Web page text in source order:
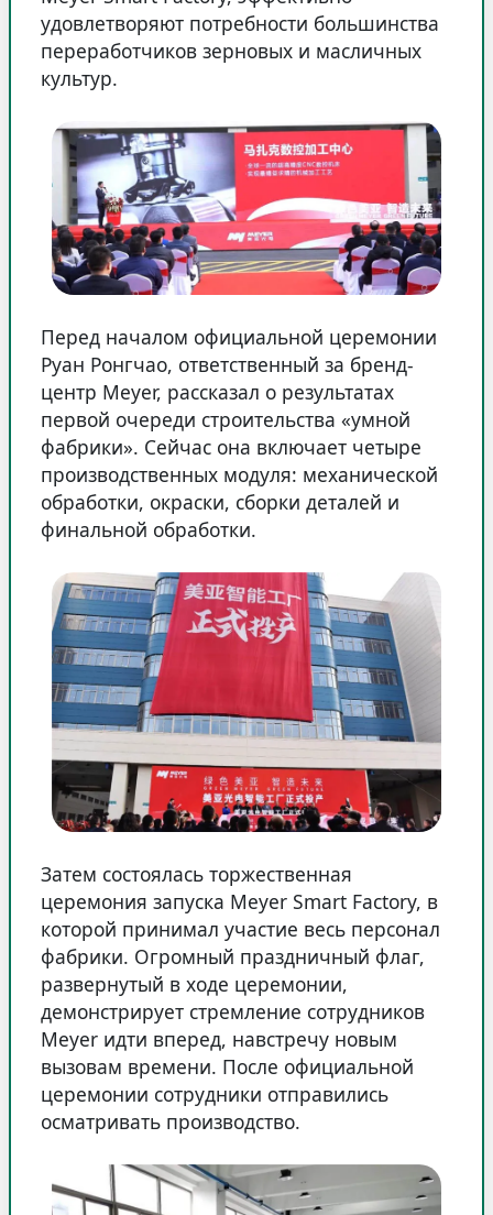
удовлетворяют потребности большинства
переработчиков зерновых и масличных
культур.
Перед началом официальной церемонии
Руан Ронгчао, ответственный за бренд-
центр Meyer, рассказал о результатах
первой очереди строительства «умной
фабрики». Сейчас она включает четыре
производственных модуля: механической
обработки, окраски, сборки деталей и
финальной обработки.
Затем состоялась торжественная
церемония запуска Meyer Smart Factory, в
которой принимал участие весь персонал
фабрики. Огромный праздничный флаг,
развернутый в ходе церемонии,
демонстрирует стремление сотрудников
Meyer идти вперед, навстречу новым
вызовам времени. После официальной
церемонии сотрудники отправились
осматривать производство.